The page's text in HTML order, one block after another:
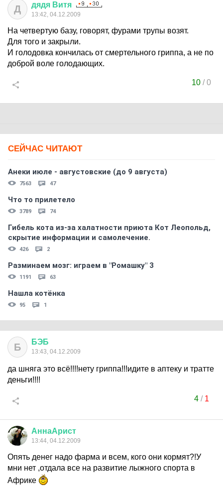
Д дядя Витя
13:42, 04.12.2009
На четвертую базу, говорят, фурами трупы возят.
Для того и закрыли.
И голодовка кончилась от смертельного гриппа, а не по
доброй воле голодающих.
10 /0
СЕЙЧАС ЧИТАЮТ
Анеки июле - августовские (до 9 августа)
7563 47
Что то прилетело
3789 74
Гибель кота из-за халатности приюта Кот Леопольд,
скрытиe информации и самолечение.
426 2
Разминаем мозг: играем в "Ромашку" 3
1191 63
Нашла котёнка
95 1
Б БЭБ
13:43, 04.12.2009
да шняга это всё!!!!нету гриппа!!!идите в аптеку и тратте
деньги!!!!
4/ 1
АннаАрист
13:44, 04.12.2009
Опять денег надо фарма и всем, кого они кормят?!У
мни нет ,отдала все на развитие лыжного спорта в
Африке